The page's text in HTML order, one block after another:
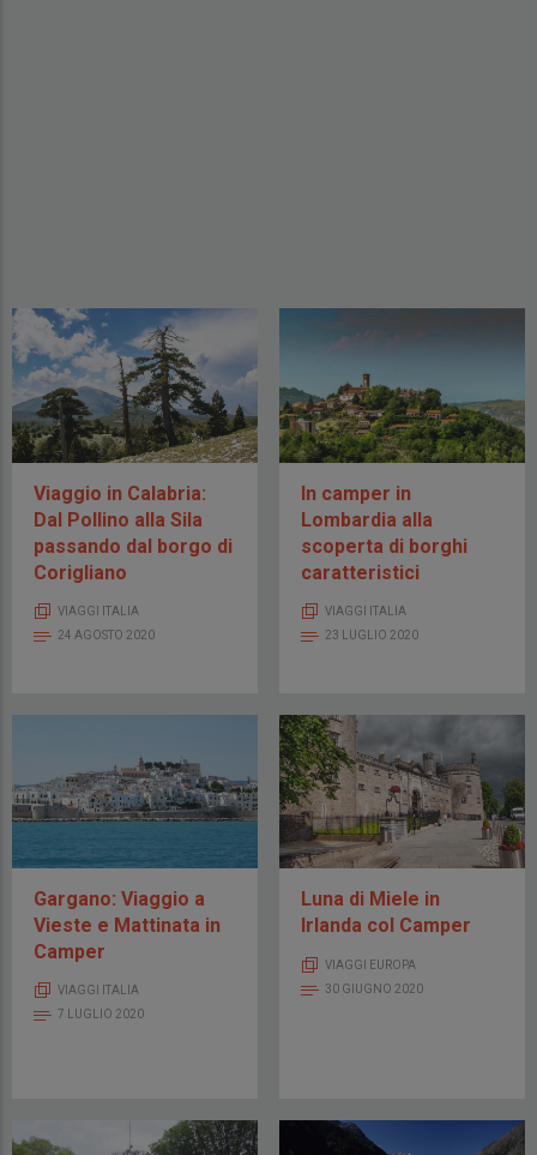
Viaggio in Calabria:
Dal Pollino alla Sila
passando dal borgo di
Corigliano
VIAGGI ITALIA
24 AGOSTO 2020
In camper in
Lombardia alla
scoperta di borghi
caratteristici
VIAGGI ITALIA
23 LUGLIO 2020
Gargano: Viaggio a
Vieste e Mattinata in
Camper
VIAGGI ITALIA
7 LUGLIO 2020
Luna di Miele in
Irlanda col Camper
VIAGGI EUROPA
30 GIUGNO 2020